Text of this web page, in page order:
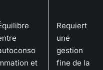
et
Requiert
une
gestion
fine de la